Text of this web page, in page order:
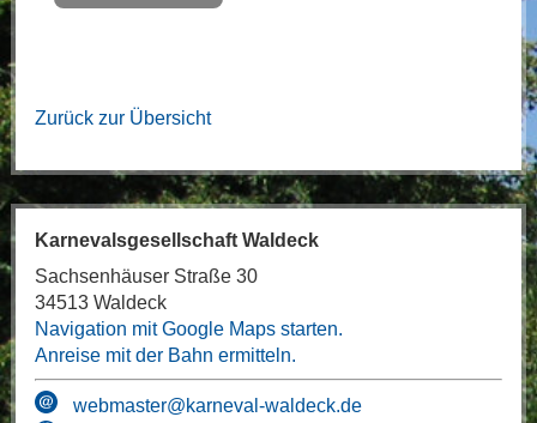
Zurück zur Übersicht
Karnevalsgesellschaft Waldeck
Sachsenhäuser Straße 30
34513 Waldeck
Navigation mit Google Maps starten.
Anreise mit der Bahn ermitteln.
webmaster@karneval-waldeck.de